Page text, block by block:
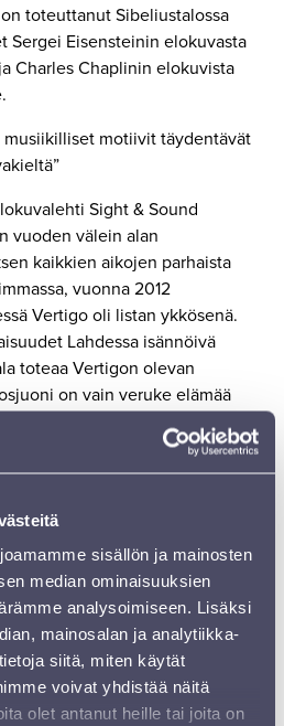
sisällön ja mainosten
median ominaisuuksien
analysoimiseen. Lisäksi
mainosalan ja analytiikka-
siitä, miten käytät
voivat yhdistää näitä
olet antanut heille tai joita on
toteuttanut Sibeliustalossa
Sergei Eisensteinin elokuvasta
Charles Chaplinin elokuvista
musiikilliset motiivit täydentävät
Sight & Sound
vuoden välein alan
kaikkien aikojen parhaista
vuonna 2012
Vertigo oli listan ykkösenä.
Lahdessa isännöivä
toteaa Vertigon olevan
on vain veruke elämää
Hietala pitää Vertigoa
myös Hitchcockin
”San Franciscon
ja etenkin naistähti Kim
asuissa, milloin
haavekuvana. Värimaailma ja
koko tarinan outoa
ja jatkaa: ”Sitä tukee
Bernard Herrmannin
hienoimmaksi elokuvaan